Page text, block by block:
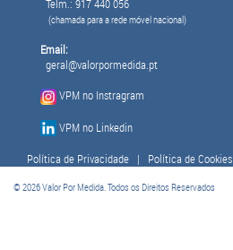
Telm.: 917 440 056
(chamada para a rede móvel nacional)
Email:
geral@valorpormedida.pt
VPM no Instragram
VPM no Linkedin
Política de Privacidade | Política de Cookies
© 2026 Valor Por Medida. Todos os Direitos Reservados